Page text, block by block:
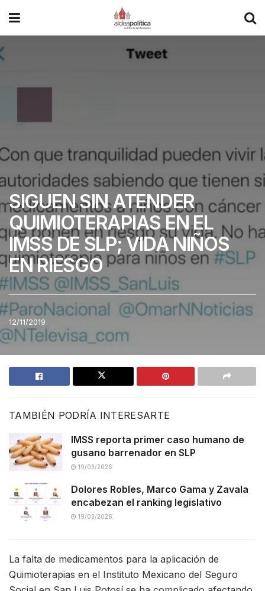
SIGUEN SIN ATENDER
QUIMIOTERAPIAS EN EL
IMSS DE SLP; VIDA NIÑOS
EN RIESGO
12/11/2019
TAMBIÉN PODRÍA INTERESARTE
IMSS reporta primer caso humano de
gusano barrenador en SLP
19/03/2026
Dolores Robles, Marco Gama y Zavala
encabezan el ranking legislativo
19/03/2026
La falta de medicamentos para la aplicación de
Quimioterapias en el Instituto Mexicano del Seguro